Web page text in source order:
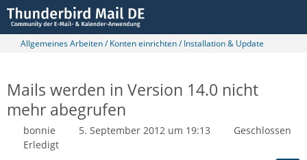
Allgemeines Arbeiten / Konten einrichten / Installation & Update
Mails werden in Version 14.0 nicht
mehr abegrufen
bonnie 5. September 2012 um 19:13
Geschlossen
Erledigt